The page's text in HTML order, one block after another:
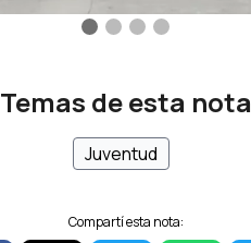
Temas de esta nota
Juventud
Compartí esta nota: